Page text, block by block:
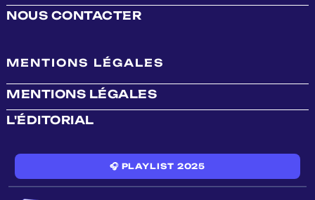
NOUS CONTACTER
MENTIONS LÉGALES
MENTIONS LÉGALES
L'ÉDITORIAL
🎧 PLAYLIST 2025